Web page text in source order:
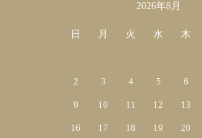
2026年8月
日 月 火 水 木
2 3 4 5 6
9 10 11 12 13
16 17 18 19 20